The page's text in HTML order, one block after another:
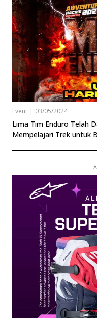
Event | 03/05/2024
Lima Tim Enduro Telah
Mempelajari Trek untuk
-